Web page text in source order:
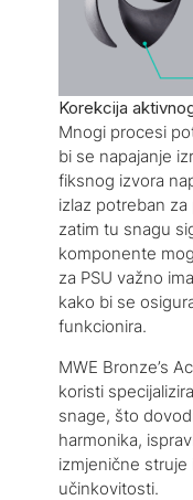
Korekcija
Mnogi procesi
bi se napajanje
fiksnog izvora
izlaz potreban
zatim tu snagu
komponente
za PSU važno
kako bi se
funkcionira.
MWE Bronze’s
koristi
snage, što
harmonika,
izmjenične
učinkovitosti.